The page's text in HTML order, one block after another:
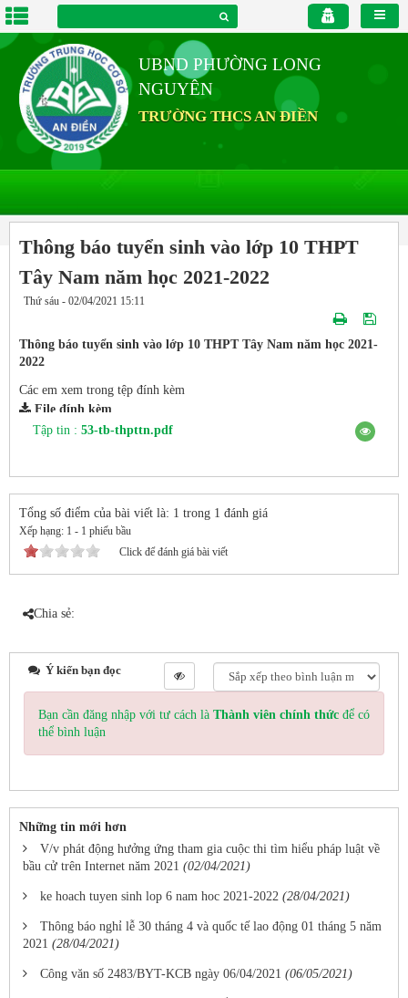
UBND PHƯỜNG LONG
NGUYÊN
TRƯỜNG THCS AN ĐIỀN
Thông báo tuyển sinh vào lớp 10 THPT
Tây Nam năm học 2021-2022
Thứ sáu - 02/04/2021 15:11
Thông báo tuyển sinh vào lớp 10 THPT Tây Nam năm học 2021-
2022
Các em xem trong tệp đính kèm
File đính kèm
Tập tin : 53-tb-thpttn.pdf
Tổng số điểm của bài viết là: 1 trong 1 đánh giá
Xếp hạng: 1 - 1 phiếu bầu
Click để đánh giá bài viết
Chia sẻ:
Ý kiến bạn đọc
Bạn cần đăng nhập với tư cách là Thành viên chính thức để có
thể bình luận
Những tin mới hơn
V/v phát động hưởng ứng tham gia cuộc thi tìm hiểu pháp luật về
bầu cử trên Internet năm 2021 (02/04/2021)
ke hoach tuyen sinh lop 6 nam hoc 2021-2022 (28/04/2021)
Thông báo nghỉ lễ 30 tháng 4 và quốc tế lao động 01 tháng 5 năm
2021 (28/04/2021)
Công văn số 2483/BYT-KCB ngày 06/04/2021 (06/05/2021)